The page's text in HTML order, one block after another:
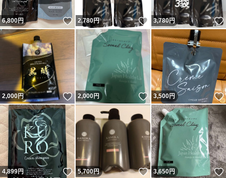
6,800円 いいね！
2,780円 いいね！
3,780円
2,000円 いいね！
2,000円 いいね！
3,500円
4,899円 いいね！
5,700円 いいね！
3,650円